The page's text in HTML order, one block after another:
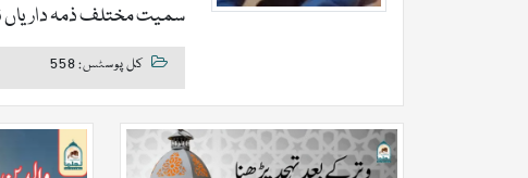
سمیت مختلف ذمہ داریاں
کل پوسٹس: 558